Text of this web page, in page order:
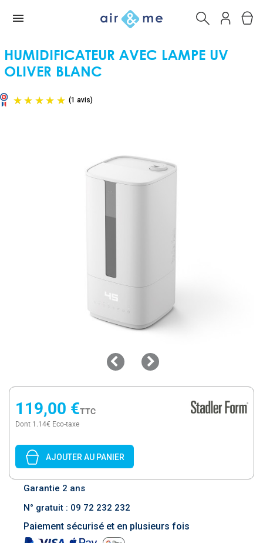
HUMIDIFICATEUR AVEC LAMPE UV
OLIVER BLANC
119,00 €TTC
Dont 1.14€ Eco-taxe
AJOUTER AU PANIER
Garantie 2 ans
N° gratuit : 09 72 232 232
Paiement sécurisé et en plusieurs fois